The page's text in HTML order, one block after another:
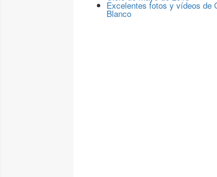
Excelentes fotos y vídeos de
Blanco